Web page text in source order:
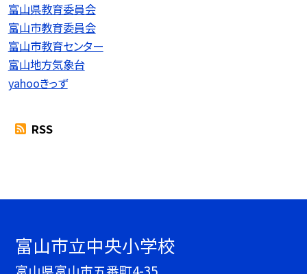
富山県教育委員会
富山市教育委員会
富山市教育センター
富山地方気象台
yahooきっず
RSS
富山市立中央小学校